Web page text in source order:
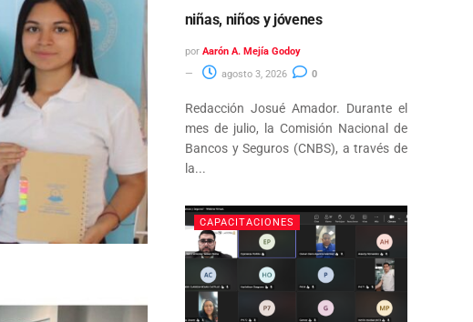
niñas, niños y jóvenes
por Aarón A. Mejía Godoy
agosto 3, 2026
0
Redacción Josué Amador. Durante el
mes de julio, la Comisión Nacional de
Bancos y Seguros (CNBS), a través de
la...
CAPACITACIONES